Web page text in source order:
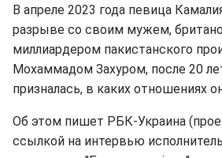
В апреле 2023 года певица
разрыве со своим мужем,
миллиардером пакистанского
Мохаммадом Захуром, после 20
призналась, в каких отношениях
Об этом пишет РБК-Украина
ссылкой на интервью